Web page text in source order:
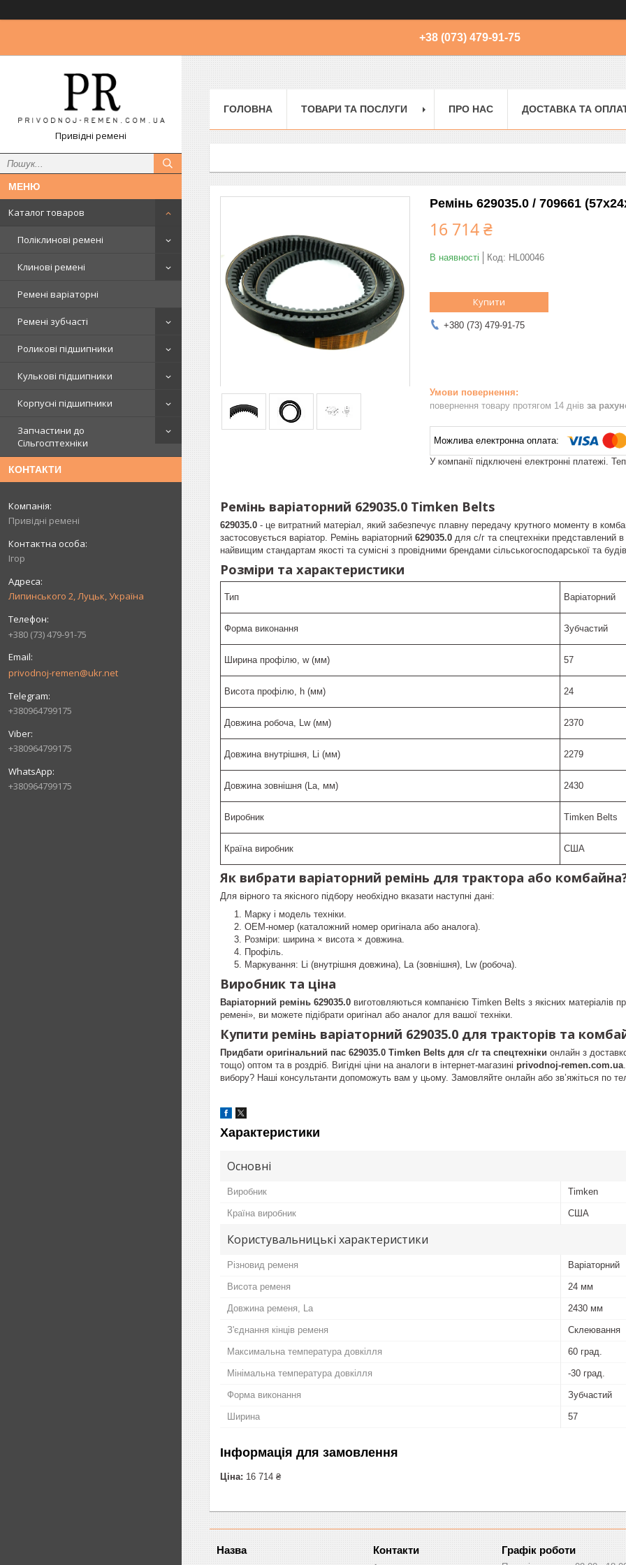
+38 (073) 479-91-75
Привідні ремені
Каталог товаров
Поліклинові ремені
Клинові ремені
Ремені варіаторні
Ремені зубчасті
Роликові підшипники
Кулькові підшипники
Корпусні підшипники
Запчастини до
Сільгосптехніки
КОНТАКТИ
Привідні ремені
Ігор
Липинського 2, Луцьк, Україна
+380 (73) 479-91-75
privodnoj-remen@ukr.net
+380964799175
+380964799175
+380964799175
ГОЛОВНА ТОВАРИ ТА ПОСЛУГИ ПРО НАС ДОСТАВКА ТА
Ремінь 629035.0 / 709661
16 714 ₴
В наявності Код: HL00046
Купити
+380 (73) 479-91-75
повернення товару протягом 14 днів за
У компанії підключені електронні платежі.
Ремінь варіаторний 629035.0 Timken Belts
629035.0 - це витратний матеріал, який забезпечує плавну передачу крутного моменту в
застосовується варіатор. Ремінь варіаторний 629035.0 для с/г та спецтехніки представлений в
найвищим стандартам якості та сумісні з провідними брендами сільськогосподарської та
Розміри та характеристики
Тип Варіаторний
Форма виконання Зубчастий
Ширина профілю, w (мм) 57
Висота профілю, h (мм) 24
Довжина робоча, Lw (мм) 2370
Довжина внутрішня, Li (мм) 2279
Довжина зовнішня (La, мм) 2430
Виробник Timken Belts
Країна виробник США
Як вибрати варіаторний ремінь для трактора або
Для вірного та якісного підбору необхідно вказати наступні дані:
Марку і модель техніки.
OEM‑номер (каталожний номер оригінала або аналога).
Розміри: ширина × висота × довжина.
Профіль.
Маркування: Li (внутрішня довжина), La (зовнішня), Lw (робоча).
Виробник та ціна
Варіаторний ремінь 629035.0 виготовляються компанією Timken Belts з якісних матеріалів
ремені», ви можете підібрати оригінал або аналог для вашої техніки.
Купити ремінь варіаторний 629035.0 для тракторів та
Придбати оригінальний пас 629035.0 Timken Belts для с/г та спецтехніки онлайн з
тощо) оптом та в роздріб. Вигідні ціни на аналоги в інтернет-магазині privodnoj-remen.com.ua
вибору? Наші консультанти допоможуть вам у цьому. Замовляйте онлайн або зв’яжіться по
Характеристики
Основні
Виробник Timken
Країна виробник США
Користувальницькі характеристики
Різновид ременя Варіаторний
Висота ременя 24 мм
Довжина ременя, La 2430 мм
З'єднання кінців ременя Склеювання
Максимальна температура довкілля 60 град.
Мінімальна температура довкілля -30 град.
Форма виконання Зубчастий
Ширина 57
Інформація для замовлення
Ціна: 16 714 ₴
Графік роботи